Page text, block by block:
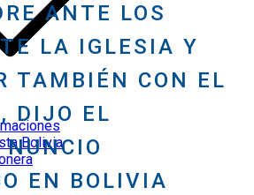
Bolivia
ANTE LOS
LA IGLESIA Y
TAMBIÉN CON EL
DIJO EL
EN BOLIVIA